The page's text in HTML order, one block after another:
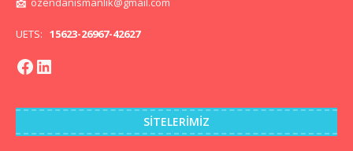
UETS: 15623-26967-42627
SITELERIMIZ